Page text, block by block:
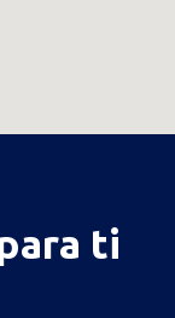
ti